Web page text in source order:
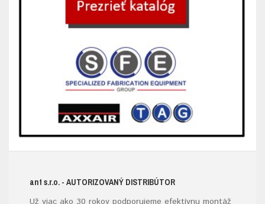
ant s.r.o. - AUTORIZOVANÝ DISTRIBÚTOR